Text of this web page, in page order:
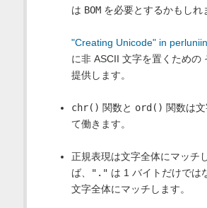
は BOMを必要とするかもしれ
"Creating Unicode" in
に非 ASCII 文字を置くための
提供します。
chr() 関数と ord() 関数は
て働きます。
正規表現は文字全体にマッチ
ば、
"." は 1 バイトだけでは
文字全体にマッチします。